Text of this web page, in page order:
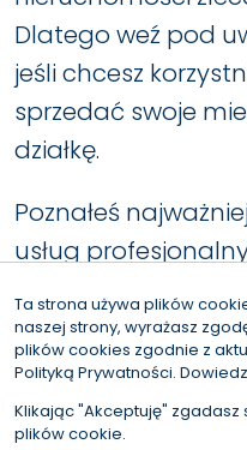
Dlatego weź pod
jeśli chcesz
sprzedać swoje
działkę.
Poznałeś
usług
nieruchomości.
wszystko sam, ale
lepiej zlecić to
zapewnią Ci
Ta strona używa plików
naszej strony, wyrażasz
plików cookies zgodnie z
Polityką Prywatności.
Klikając "Akceptuję" zgadasz
plików cookie.